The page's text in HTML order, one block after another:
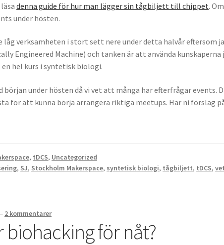
läsadenna guide för hur man lägger sin tågbiljett till chippet.
under hösten.
låg verksamheten i stort sett nere under detta halvår eftersom
Engineered Machine) och tanken är att använda kunskaperna
hel kurs i syntetisk biologi.
under hösten då vi vet att många har efterfrågar events.
för att kunna börja arrangera riktiga meetups. Har ni förslag
, tDCS, Uncategorized
, SJ, Stockholm Makerspace, syntetisk biologi, tågbiljett, tDCS,
2 kommentarer
för nåt?